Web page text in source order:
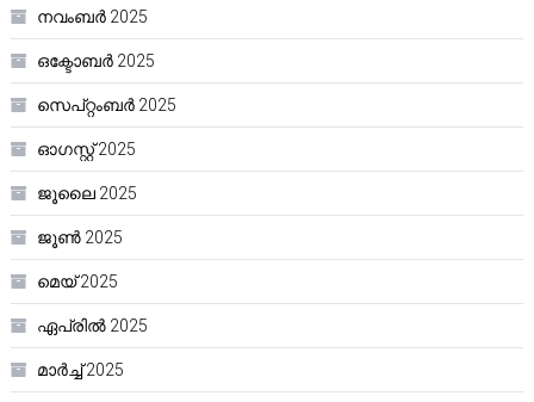
നവംബർ 2025
ഒക്ടോബർ 2025
സെപ്റ്റംബർ 2025
ഓഗസ്റ്റ്‌ 2025
ജൂലൈ 2025
ജൂൺ 2025
മെയ്‌ 2025
ഏപ്രിൽ 2025
മാർച്ച്‌ 2025